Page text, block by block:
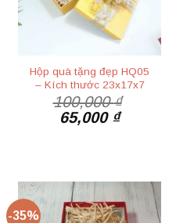
Hộp quà tặng đẹp HQ05
– Kích thước 23x17x7
100,000₫
Giá
65,000 ₫Giá
65,000 ₫.
-35%